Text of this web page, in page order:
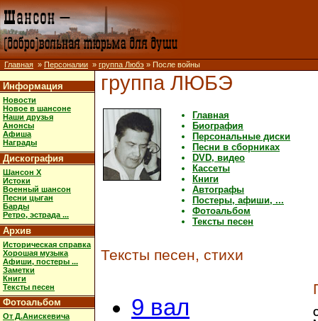
Главная » Персоналии » группа Любэ » После войны
Информация
Новости
Новое в шансоне
Наши друзья
Анонсы
Афиша
Награды
Дискография
Шансон X
Истоки
Военный шансон
Песни цыган
Барды
Ретро, эстрада ...
Архив
Историческая справка
Хорошая музыка
Афиши, постеры ...
Заметки
Книги
Тексты песен
Фотоальбом
От Д.Анискевича
группа ЛЮБЭ
Главная
Биография
Персональные диски
Песни в сборниках
DVD, видео
Кассеты
Книги
Автографы
Постеры, афиши, ...
Фотоальбом
Тексты песен
Тексты песен, стихи
9 вал